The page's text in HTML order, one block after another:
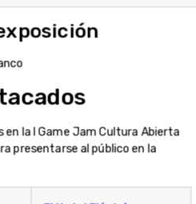
en la I Game Jam Cultura Abierta
presentarse al público en la